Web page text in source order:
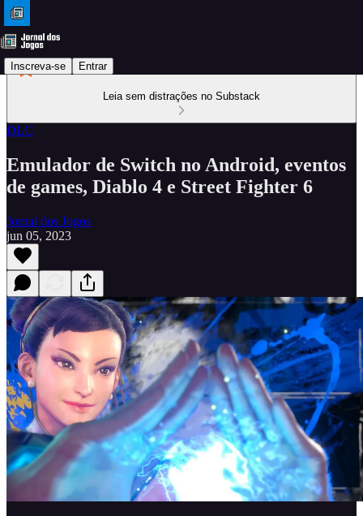
Inscreva-se Entrar
Leia sem distrações no Substack
DLC
Emulador de Switch no Android, eventos
de games, Diablo 4 e Street Fighter 6
Jornal dos Jogos
jun 05, 2023